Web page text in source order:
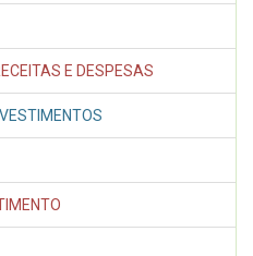
E DESPESAS